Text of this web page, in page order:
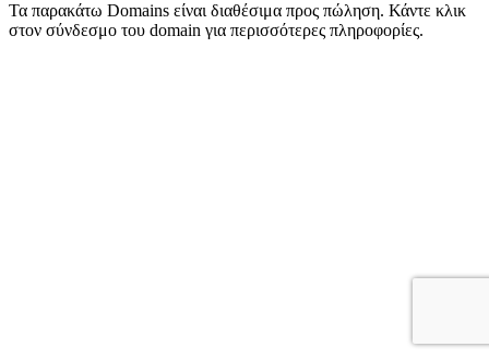
Τα παρακάτω Domains είναι διαθέσιμα προς πώληση. Κάντε κλικ
στον σύνδεσμο του domain για περισσότερες πληροφορίες.